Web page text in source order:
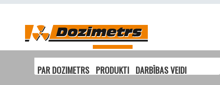
PAR DOZIMETRS PRODUKTI DARBĪBAS VEIDI